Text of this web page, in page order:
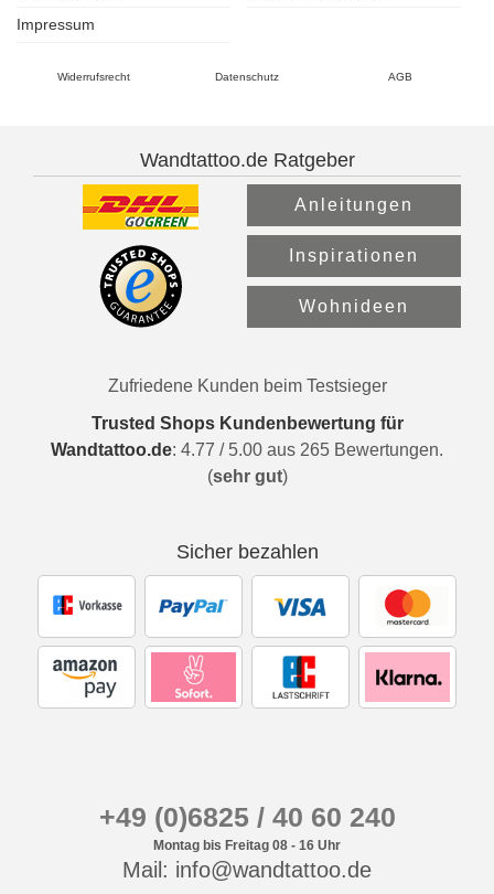
Impressum
Widerrufsrecht Datenschutz AGB
Wandtattoo.de Ratgeber
Anleitungen
Inspirationen
Wohnideen
Zufriedene Kunden beim Testsieger
Trusted Shops Kundenbewertung für
Wandtattoo.de: 4.77 / 5.00 aus 265 Bewertungen.
(sehr gut)
Sicher bezahlen
+49 (0)6825 / 40 60 240
Montag bis Freitag 08 - 16 Uhr
Mail: info@wandtattoo.de